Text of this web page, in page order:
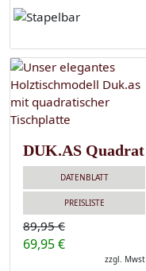
DUK.AS Quadrat
DATENBLATT
PREISLISTE
89,95 €
69,95 €
zzgl. Mwst